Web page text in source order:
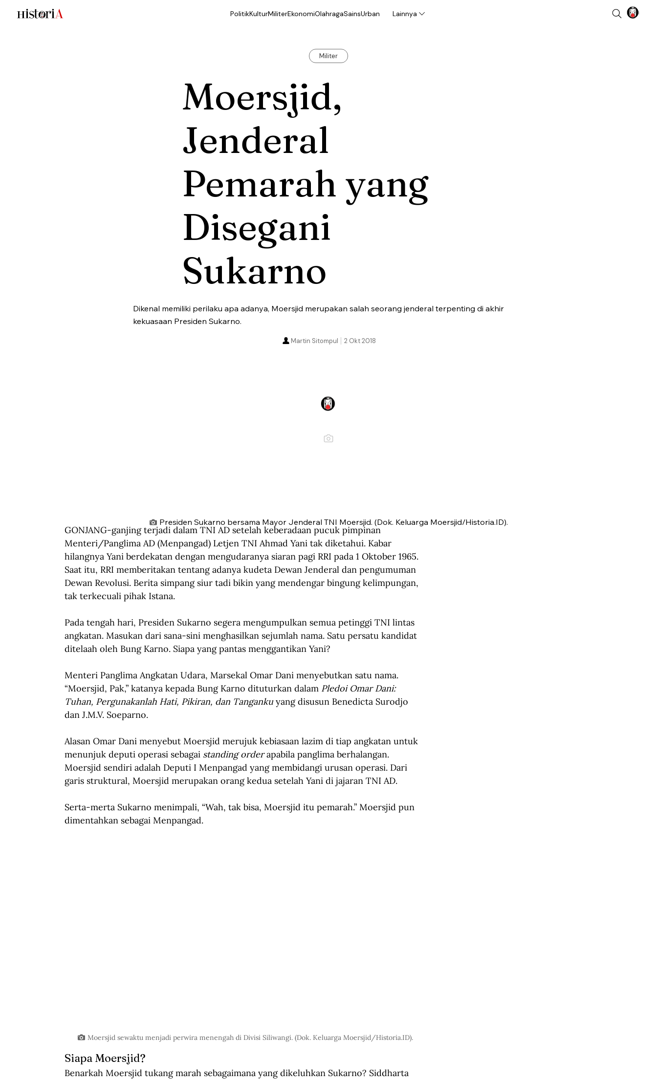
PolitikKulturMiliterEkonomiOlahragaSainsUrban Lainnya
Militer
Moersjid,
Jenderal
Pemarah yang
Disegani
Sukarno
Dikenal memiliki perilaku apa adanya, Moersjid merupakan salah seorang jenderal terpenting di akhir
kekuasaan Presiden Sukarno.
2 Okt 2018
Martin Sitompul
Presiden Sukarno bersama Mayor Jenderal TNI Moersjid. (Dok. Keluarga Moersjid/Historia.ID).
GONJANG-ganjing terjadi dalam TNI AD setelah keberadaan pucuk pimpinan
Menteri/Panglima AD (Menpangad) Letjen TNI Ahmad Yani tak diketahui. Kabar
hilangnya Yani berdekatan dengan mengudaranya siaran pagi RRI pada 1 Oktober 1965.
Saat itu, RRI memberitakan tentang adanya kudeta Dewan Jenderal dan pengumuman
Dewan Revolusi. Berita simpang siur tadi bikin yang mendengar bingung kelimpungan,
tak terkecuali pihak Istana.
Pada tengah hari, Presiden Sukarno segera mengumpulkan semua petinggi TNI lintas
angkatan. Masukan dari sana-sini menghasilkan sejumlah nama. Satu persatu kandidat
ditelaah oleh Bung Karno. Siapa yang pantas menggantikan Yani?
Menteri Panglima Angkatan Udara, Marsekal Omar Dani menyebutkan satu nama.
“Moersjid, Pak,” katanya kepada Bung Karno dituturkan dalam Pledoi Omar Dani:
Tuhan, Pergunakanlah Hati, Pikiran, dan Tanganku yang disusun Benedicta Surodjo
dan J.M.V. Soeparno.
Alasan Omar Dani menyebut Moersjid merujuk kebiasaan lazim di tiap angkatan untuk
menunjuk deputi operasi sebagai standing order apabila panglima berhalangan.
Moersjid sendiri adalah Deputi I Menpangad yang membidangi urusan operasi. Dari
garis struktural, Moersjid merupakan orang kedua setelah Yani di jajaran TNI AD.
Serta-merta Sukarno menimpali, “Wah, tak bisa, Moersjid itu pemarah.” Moersjid pun
dimentahkan sebagai Menpangad.
Moersjid sewaktu menjadi perwira menengah di Divisi Siliwangi. (Dok. Keluarga Moersjid/Historia.ID).
Siapa Moersjid?
Benarkah Moersjid tukang marah sebagaimana yang dikeluhkan Sukarno? Siddharta